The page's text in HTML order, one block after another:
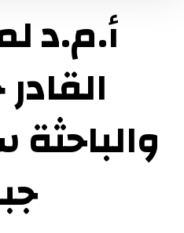
أ.م.د